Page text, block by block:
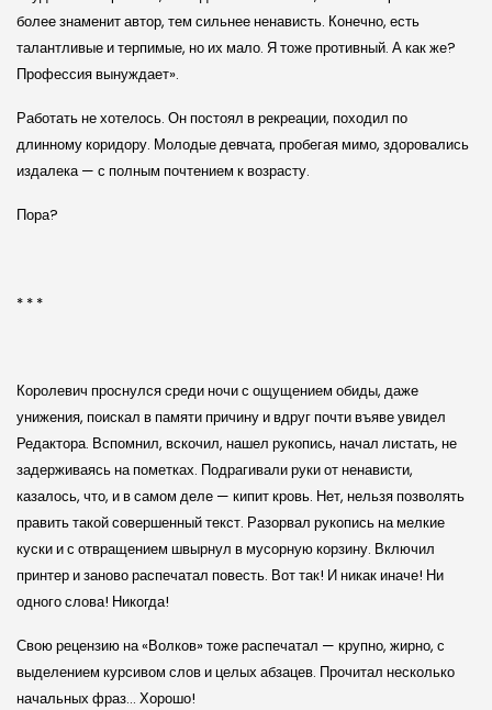
более знаменит автор, тем сильнее ненависть. Конечно, есть
талантливые и терпимые, но их мало. Я тоже противный. А как же?
Профессия вынуждает».
Работать не хотелось. Он постоял в рекреации, походил по
длинному коридору. Молодые девчата, пробегая мимо, здоровались
издалека — с полным почтением к возрасту.
Пора?
* * *
Королевич проснулся среди ночи с ощущением обиды, даже
унижения, поискал в памяти причину и вдруг почти въяве увидел
Редактора. Вспомнил, вскочил, нашел рукопись, начал листать, не
задерживаясь на пометках. Подрагивали руки от ненависти,
казалось, что, и в самом деле — кипит кровь. Нет, нельзя позволять
править такой совершенный текст. Разорвал рукопись на мелкие
куски и с отвращением швырнул в мусорную корзину. Включил
принтер и заново распечатал повесть. Вот так! И никак иначе! Ни
одного слова! Никогда!
Свою рецензию на «Волков» тоже распечатал — крупно, жирно, с
выделением курсивом слов и целых абзацев. Прочитал несколько
начальных фраз… Хорошо!